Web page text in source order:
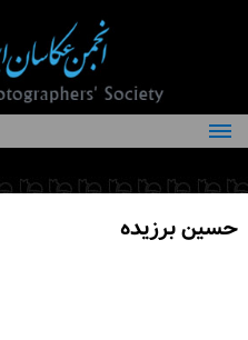
درباره انجمن
کمیته‌های انجمن
حسین برزیده